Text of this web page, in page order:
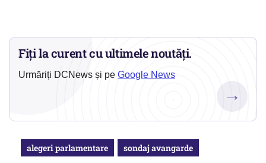
Fiți la curent cu ultimele noutăți.
Urmăriți DCNews și pe Google News
→
alegeri parlamentare sondaj avangarde